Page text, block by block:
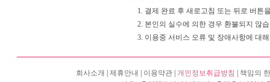
1. 결제 완료 후 새로고침 또는 뒤로 버튼
2. 본인의 실수에 의한 경우 환불되지 않
3. 이용중 서비스 오류 및 장애사항에 대
회사소개 제휴안내 이용약관 개인정보취급방침
책임의